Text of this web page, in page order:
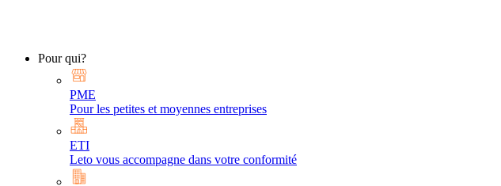
Pour qui?
PME
Pour les petites et moyennes entreprises
ETI
Leto vous accompagne dans votre conformité